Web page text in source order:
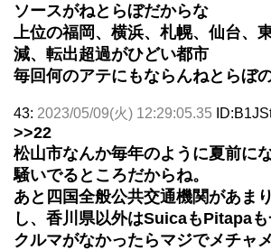
ソースがねとらぼだからな
上位の福岡、横浜、札幌、仙台、
減、転出超過がひどい都市
毎回何のアテにもならんねとらぼ
43: 2023/05/09(火) 12:29:05.35
>>22
松山市なんか毎年のように夏前に
騒いでるところだからね。
あと四国全般公共交通機関があま
し、香川県以外はSuicaもPitapaも
クルマがなかったらマジでメチャ